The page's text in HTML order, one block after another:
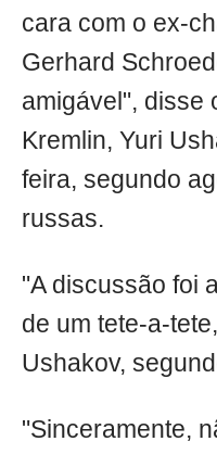
cara com o ex-
Gerhard
amigável", disse
Kremlin, Yuri
feira, segundo
russas.
"A discussão foi
de um tete-a-
Ushakov,
"Sinceramente,